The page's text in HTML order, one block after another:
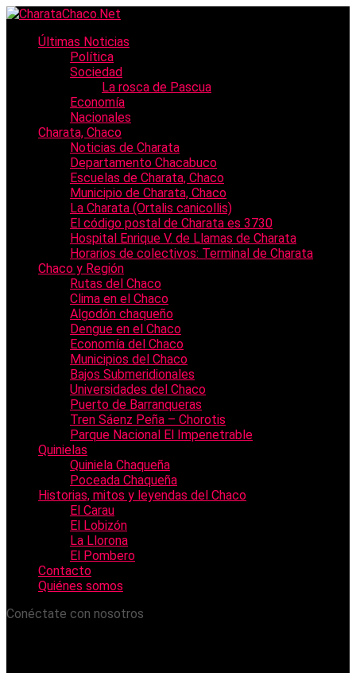
Últimas Noticias
Política
Sociedad
La rosca de Pascua
Economía
Nacionales
Charata, Chaco
Noticias de Charata
Departamento Chacabuco
Escuelas de Charata, Chaco
Municipio de Charata, Chaco
La Charata (Ortalis canicollis)
El código postal de Charata es 3730
Hospital Enrique V. de Llamas de Charata
Horarios de colectivos: Terminal de Charata
Chaco y Región
Rutas del Chaco
Clima en el Chaco
Algodón chaqueño
Dengue en el Chaco
Economía del Chaco
Municipios del Chaco
Bajos Submeridionales
Universidades del Chaco
Puerto de Barranqueras
Tren Sáenz Peña – Chorotis
Parque Nacional El Impenetrable
Quinielas
Quiniela Chaqueña
Poceada Chaqueña
Historias, mitos y leyendas del Chaco
El Carau
El Lobizón
La Llorona
El Pombero
Contacto
Quiénes somos
Conéctate con nosotros